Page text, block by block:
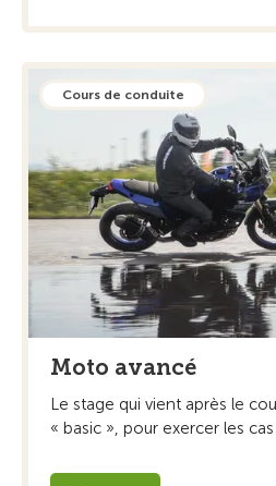
Cours de conduite
Moto avancé
Le stage qui vient après le
« basic », pour exercer les